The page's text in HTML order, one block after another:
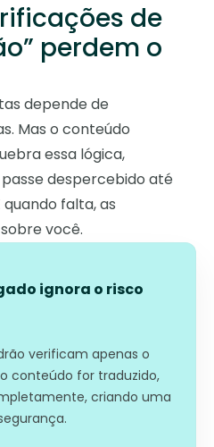
de
perdem o
depende de
Mas o conteúdo
essa lógica,
despercebido até
quando falta, as
você.
ignora o risco
verificam apenas o
conteúdo for traduzido,
criando uma